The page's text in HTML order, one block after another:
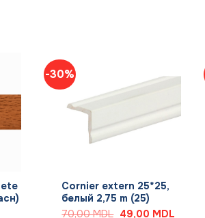
-30%
Cornier extern 25*25,
белый 2,75 m (25)
70,00MDL Prețul
49,00 MDLPrețul